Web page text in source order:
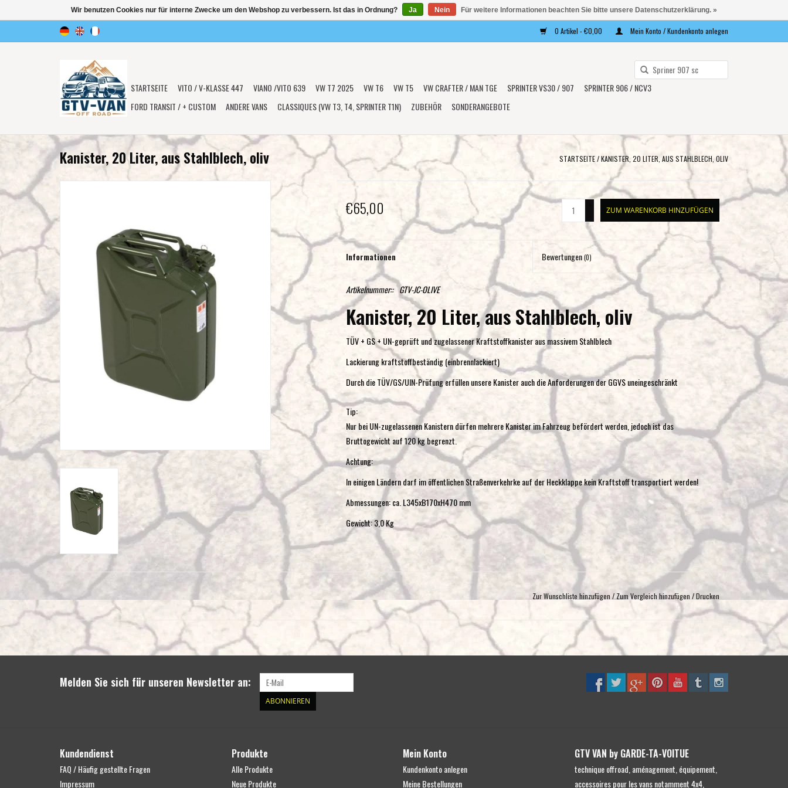
0 Artikel - €0,00 Mein Konto / Kundenkonto anlegen
unten,
verfügbare
die
Eingabetaste,
Suchergebnis
gelangen.
Benutzer
Touchgeräten
können
Touch-
verwenden.
STARTSEITE VITO / V-KLASSE 447 VIANO /VITO 639 VW T7 2025 VW T6 VW T5 VW CRAFTER / MAN TGE SPRINTER VS30 / 907
SPRINTER 906 / NCV3
FORD TRANSIT / + CUSTOM
ANDERE VANS CLASSIQUES (VW T3, T4, SPRINTER T1N) ZUBEHÖR SONDERANGEBOTE
Kanister, 20 Liter, aus Stahlblech, oliv STARTSEITE/KANISTER, 20 LITER, AUS STAHLBLECH, OLIV
€65,00 ZUM WARENKORB HINZUFÜGEN
Informationen Bewertungen(0)
Artikelnummer:: GTV-JC-OLIVE
Kanister, 20 Liter, aus Stahlblech, oliv
TÜV + GS + UN-geprüft und zugelassener Kraftstoffkanister aus massivem Stahlblech
Lackierung kraftstoffbeständig (einbrennlackiert)
Durch die TÜV/GS/UIN-Prüfung erfüllen unsere Kanister auch die Anforderungen der GGVS uneingeschränkt
Tip:
Nur bei UN-zugelassenen Kanistern dürfen mehrere Kanister im Fahrzeug befördert werden, jedoch ist das
Bruttogewicht auf 120 kg begrenzt.
Achtung:
In einigen Ländern darf im öffentlichen Straßenverkehrke auf der Heckklappe kein Kraftstoff transportiert werden!
Abmessungen: ca. L345xB170xH470 mm
Gewicht: 3,0 Kg
Zur Wunschliste hinzufügen/ Zum Vergleich hinzufügen /Drucken
Melden Sie sich für unseren Newsletter an:
ABONNIEREN
Kundendienst
FAQ / Häufig gestellte Fragen
Impressum
Produkte
Alle Produkte
Neue Produkte
Mein Konto
Kundenkonto anlegen
Meine Bestellungen
GTV VAN by GARDE-TA-VOITUE
technique offroad, aménagement, équipement,
accessoires pour les vans notamment 4x4,
Wir benutzen Cookies nur für interne Zwecke um den Webshop zu verbessern. Ist das in Ordnung? Ja Nein Für weitere Informationen beachten Sie bitte unsere Datenschutzerklärung. »